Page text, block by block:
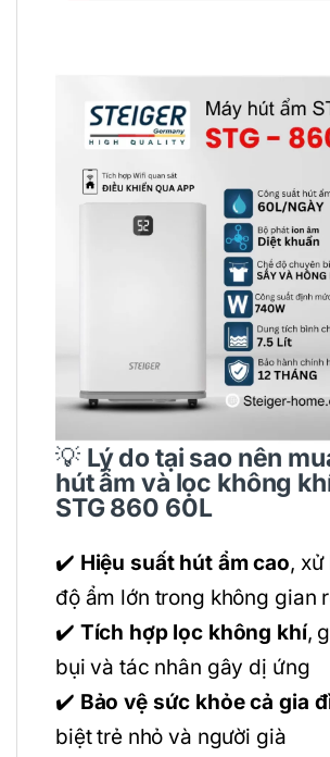
💡 Lý do tại sao nên
hút ẩm và lọc không
STG 860 60L
✔️ Hiệu suất hút ẩm cao, xử
độ ẩm lớn trong không gian
✔️ Tích hợp lọc không khí,
bụi và tác nhân gây dị ứng
✔️ Bảo vệ sức khỏe cả gia
biệt trẻ nhỏ và người già